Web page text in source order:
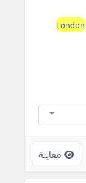
London
.
معاينة